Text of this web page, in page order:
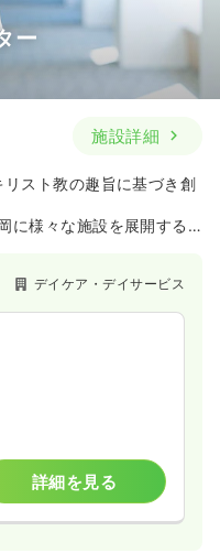
ー
施設詳細
スト教の趣旨に基づき創
に様々な施設を展開する
デイケア・デイサービス
詳細を見る